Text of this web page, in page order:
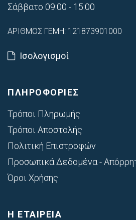
Σάββατο 09:00 - 15:00
ΑΡΙΘΜΟΣ ΓΕΜΗ: 121873901000
Ισολογισμοί
ΠΛΗΡΟΦΟΡΙΕΣ
Τρόποι Πληρωμής
Τρόποι Αποστολής
Πολιτική Επιστροφών
Προσωπικά Δεδομένα -
Όροι Χρήσης
Η ΕΤΑΙΡΕΙΑ